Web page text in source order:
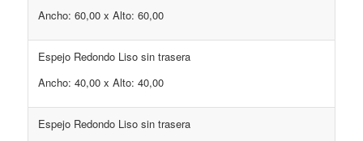
Ancho: 60,00 x Alto: 60,00
Espejo Redondo Liso sin trasera
Ancho: 40,00 x Alto: 40,00
Espejo Redondo Liso sin trasera